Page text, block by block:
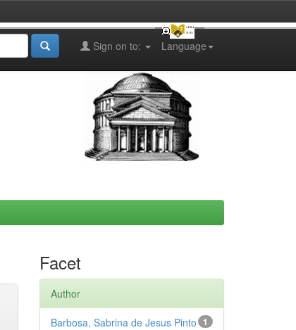
Language
Sign on to:
Facet
Author
1
Barbosa, Sabrina de Jesus Pinto